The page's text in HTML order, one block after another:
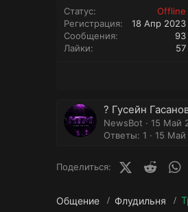
Статус
Offline
Регистрация
18 Апр 2023
Сообщения
93
Лайки
57
? Гусейн
NewsBot
15 Май
Ответы: 1
15 Май
Поделиться: X (Twitter)
Reddit
Общение Флудильня